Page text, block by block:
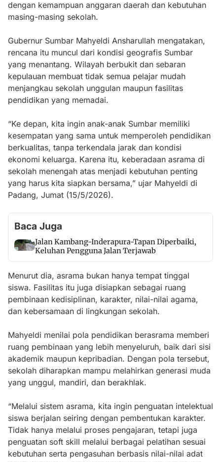
dengan kemampuan anggaran daerah dan kebutuhan
masing-masing sekolah.
Gubernur Sumbar Mahyeldi Ansharullah mengatakan,
rencana itu muncul dari kondisi geografis Sumbar
yang menantang. Wilayah berbukit dan sebaran
kepulauan membuat tidak semua pelajar mudah
menjangkau sekolah unggulan maupun fasilitas
pendidikan yang memadai.
“Ke depan, kita ingin anak-anak Sumbar memiliki
kesempatan yang sama untuk memperoleh pendidikan
berkualitas, tanpa terkendala jarak dan kondisi
ekonomi keluarga. Karena itu, keberadaan asrama di
sekolah menengah atas menjadi kebutuhan penting
yang harus kita siapkan bersama,” ujar Mahyeldi di
Padang, Jumat (15/5/2026).
Baca Juga
Jalan Kambang-Inderapura-Tapan Diperbaiki,
Keluhan Pengguna Jalan Terjawab
Menurut dia, asrama bukan hanya tempat tinggal
siswa. Fasilitas itu juga disiapkan sebagai ruang
pembinaan kedisiplinan, karakter, nilai-nilai agama,
dan kebersamaan di lingkungan sekolah.
Mahyeldi menilai pola pendidikan berasrama memberi
ruang pembinaan yang lebih menyeluruh, baik dari sisi
akademik maupun kepribadian. Dengan pola tersebut,
sekolah diharapkan mampu melahirkan generasi muda
yang unggul, mandiri, dan berakhlak.
“Melalui sistem asrama, kita ingin penguatan intelektual
siswa berjalan seiring dengan pembentukan karakter.
Tidak hanya melalui proses pengajaran, tetapi juga
penguatan soft skill melalui berbagai pelatihan sesuai
kebutuhan serta pengasuhan berbasis nilai-nilai adat